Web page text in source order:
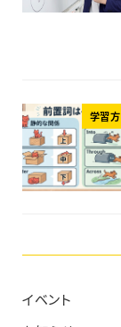
学習
イベント